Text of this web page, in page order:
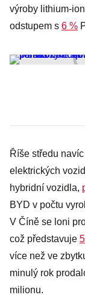
výroby lithium-
odstupem s 6 %
Říše středu
elektrických
hybridní vozidla,
BYD v počtu
V Číně se loni
což představuje
více než ve
minulý rok
milionu.